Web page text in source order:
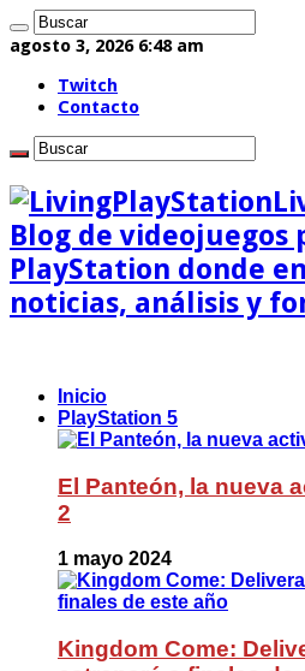
agosto 3, 2026 6:48 am
Twitch
Contacto
Blog de videojuegos
PlayStation donde
noticias, análisis y
Inicio
PlayStation 5
El Panteón, la nueva
2
1 mayo 2024
Kingdom Come: